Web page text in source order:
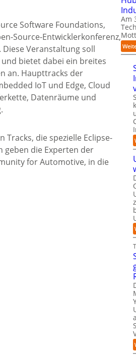
Software Foundations,
Source-Entwicklerkonferenz,
Veranstaltung soll
bietet dabei ein breites
an. Haupttracks der
IoT und Edge, Cloud
Datenräume und
Tracks, die spezielle Eclipse-
geben die Experten der
for Automotive, in die
Am